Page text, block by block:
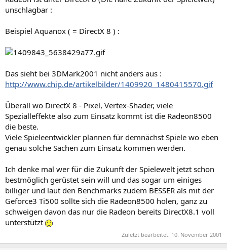
unschlagbar :
Beispiel Aquanox ( = DirectX 8 ) :
Das sieht bei 3DMark2001 nicht anders aus :
http://www.chip.de/artikelbilder/1409920_1480415570.gif
Überall wo DirectX 8 - Pixel, Vertex-Shader, viele
Spezialleffekte also zum Einsatz kommt ist die Radeon8500
die beste.
Viele Spieleentwickler plannen für demnächst Spiele wo eben
genau solche Sachen zum Einsatz kommen werden.
Ich denke mal wer für die Zukunft der Spielewelt jetzt schon
bestmöglich gerüstet sein will und das sogar um einiges
billiger und laut den Benchmarks zudem BESSER als mit der
Geforce3 Ti500 sollte sich die Radeon8500 holen, ganz zu
schweigen davon das nur die Radeon bereits DirectX8.1 voll
unterstützt
Zuletzt bearbeitet: 10. November 2001